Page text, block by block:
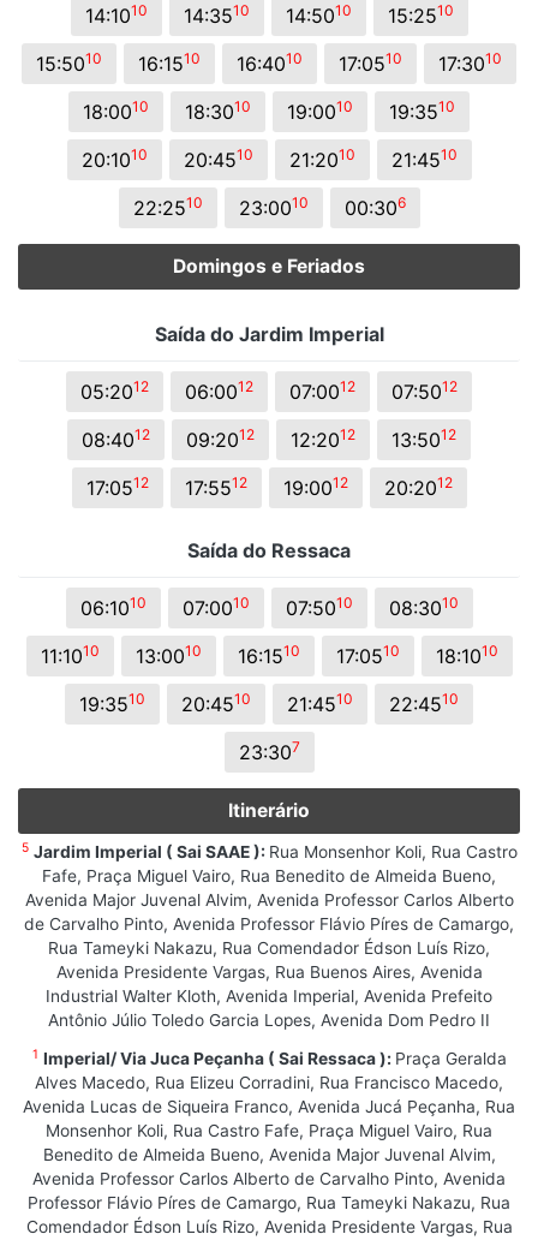
14:1010 14:3510 14:5010 15:2510
15:5010 16:1510 16:4010 17:0510 17:3010
18:0010 18:3010 19:0010 19:3510
20:1010 20:4510 21:2010 21:4510
22:2510 23:0010 00:306
Domingos e Feriados
Saída do Jardim Imperial
05:2012 06:0012 07:0012 07:5012
08:4012 09:2012 12:2012 13:5012
17:0512 17:5512 19:0012 20:2012
Saída do Ressaca
06:1010 07:0010 07:5010 08:3010
11:1010 13:0010 16:1510 17:0510 18:1010
19:3510 20:4510 21:4510 22:4510
23:307
Itinerário
5 Jardim Imperial ( Sai SAAE ): Rua Monsenhor Koli, Rua Castro
Fafe, Praça Miguel Vairo, Rua Benedito de Almeida Bueno,
Avenida Major Juvenal Alvim, Avenida Professor Carlos Alberto
de Carvalho Pinto, Avenida Professor Flávio Píres de Camargo,
Rua Tameyki Nakazu, Rua Comendador Édson Luís Rizo,
Avenida Presidente Vargas, Rua Buenos Aires, Avenida
Industrial Walter Kloth, Avenida Imperial, Avenida Prefeito
Antônio Júlio Toledo Garcia Lopes, Avenida Dom Pedro II
1 Imperial/ Via Juca Peçanha ( Sai Ressaca ): Praça Geralda
Alves Macedo, Rua Elizeu Corradini, Rua Francisco Macedo,
Avenida Lucas de Siqueira Franco, Avenida Jucá Peçanha, Rua
Monsenhor Koli, Rua Castro Fafe, Praça Miguel Vairo, Rua
Benedito de Almeida Bueno, Avenida Major Juvenal Alvim,
Avenida Professor Carlos Alberto de Carvalho Pinto, Avenida
Professor Flávio Píres de Camargo, Rua Tameyki Nakazu, Rua
Comendador Édson Luís Rizo, Avenida Presidente Vargas, Rua